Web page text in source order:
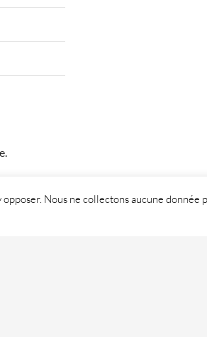
Nous ne collectons aucune donnée